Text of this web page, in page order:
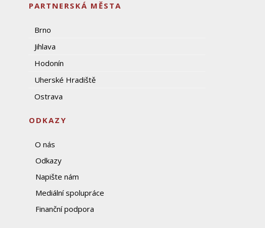
PARTNERSKÁ MĚSTA
Brno
Jihlava
Hodonín
Uherské Hradiště
Ostrava
ODKAZY
O nás
Odkazy
Napište nám
Mediální spolupráce
Finanční podpora